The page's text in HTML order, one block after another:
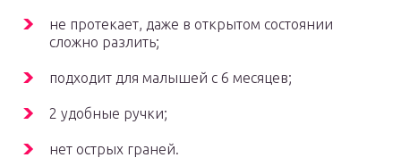
не протекает, даже в открытом состоянии
сложно разлить;
подходит для малышей с 6 месяцев;
2 удобные ручки;
нет острых граней.